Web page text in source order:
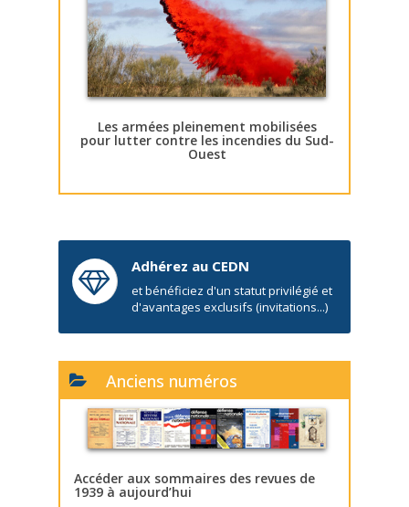
Les armées pleinement mobilisées
pour lutter contre les incendies du Sud-
Ouest
Adhérez au CEDN
et bénéficiez d'un statut privilégié et
d'avantages exclusifs (invitations...)
Anciens numéros
Accéder aux sommaires des revues de
1939 à aujourd’hui